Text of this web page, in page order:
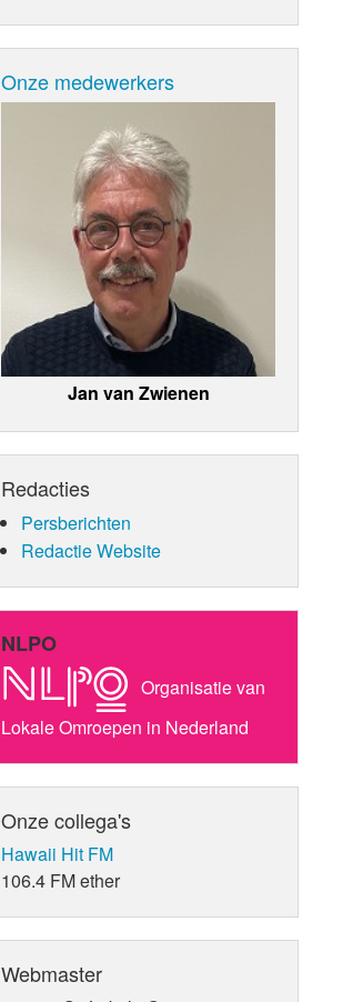
Onze medewerkers
Jan van Zwienen
Redacties
Persberichten
Redactie Website
NLPO
Organisatie van
Lokale Omroepen in Nederland
Onze collega's
Hawaii Hit FM
106.4 FM ether
Webmaster